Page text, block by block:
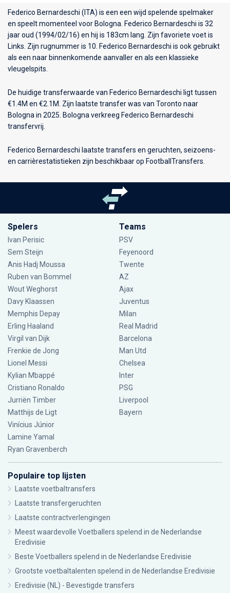
Federico Bernardeschi (ITA) is een een wijd spelende spelmaker
en speelt momenteel voor Bologna . Federico Bernardeschi is 32
jaar oud (1994/02/16) en hij is 183cm lang. Zijn favoriete voet is
Links. Zijn rugnummer is 10. Federico Bernardeschi is ook gebruikt
als een naar binnenkomende aanvaller en als een klassieke
vleugelspits.
De huidige transferwaarde van Federico Bernardeschi ligt tussen
€1.4M en €2.1M. Zijn laatste transfer was van Toronto naar
Bologna in 2025. Bologna verkreeg Federico Bernardeschi
transfervrij.
Federico Bernardeschi laatste transfers en geruchten, seizoens-
en carrièrestatistieken zijn beschikbaar op FootballTransfers.
Spelers
Ivan Perisic
Sem Steijn
Anis Hadj Moussa
Ruben van Bommel
Wout Weghorst
Davy Klaassen
Memphis Depay
Erling Haaland
Virgil van Dijk
Frenkie de Jong
Lionel Messi
Kylian Mbappé
Cristiano Ronaldo
Jurriën Timber
Matthijs de Ligt
Vinícius Júnior
Lamine Yamal
Ryan Gravenberch
Teams
PSV
Feyenoord
Twente
AZ
Ajax
Juventus
Milan
Real Madrid
Barcelona
Man Utd
Chelsea
Inter
PSG
Liverpool
Bayern
Populaire top lijsten
Laatste voetbaltransfers
Laatste transfergeruchten
Laatste contractverlengingen
Meest waardevolle Voetballers spelend in de Nederlandse
Eredivisie
Beste Voetballers spelend in de Nederlandse Eredivisie
Grootste voetbaltalenten spelend in de Nederlandse Eredivisie
Eredivisie (NL) - Bevestigde transfers